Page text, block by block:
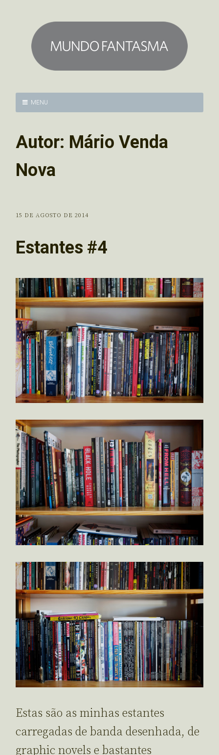
MENU
Autor: Mário Venda
Nova
15 DE AGOSTO DE 2014
Estantes #4
Estas são as minhas estantes
carregadas de banda desenhada, de
graphic novels e bastantes